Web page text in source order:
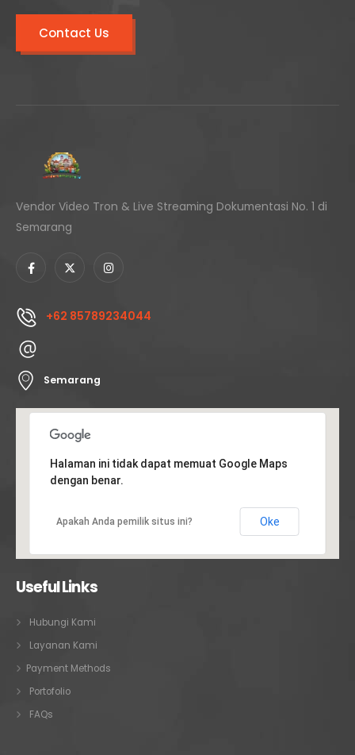
Contact Us
Vendor Video Tron & Live Streaming Dokumentasi No. 1 di
Semarang
+62 85789234044
Semarang
Halaman ini tidak dapat memuat Google Maps
dengan benar.
Apakah Anda pemilik situs ini? Oke
Useful Links
Hubungi Kami
Layanan Kami
Payment Methods
Portofolio
FAQs